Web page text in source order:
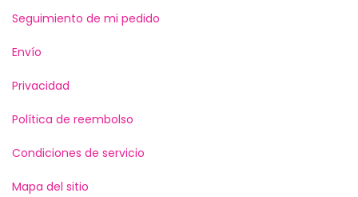
Seguimiento de mi pedido
Envío
Privacidad
Política de reembolso
Condiciones de servicio
Mapa del sitio